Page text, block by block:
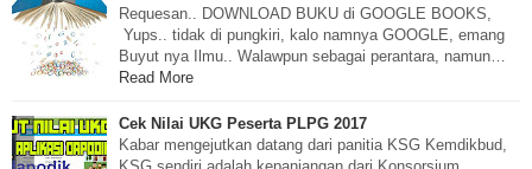
Requesan.. DOWNLOAD BUKU di GOOGLE BOOKS,
Yups.. tidak di pungkiri, kalo namnya GOOGLE, emang
Buyut nya Ilmu.. Walawpun sebagai perantara, namun…
Read More
Cek Nilai UKG Peserta PLPG 2017
Kabar mengejutkan datang dari panitia KSG Kemdikbud,